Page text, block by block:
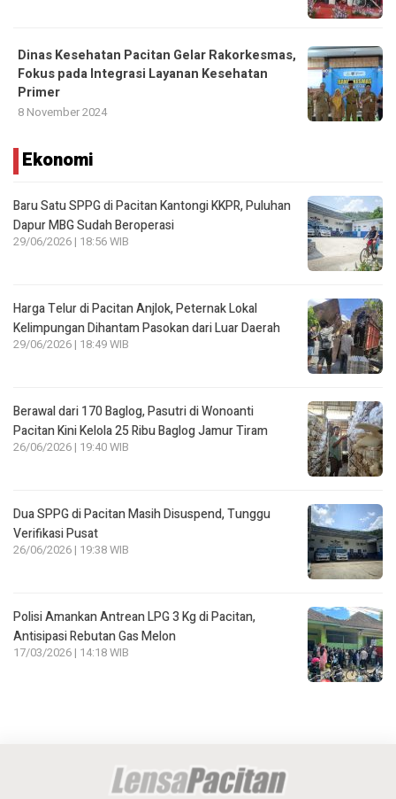
Dinas Kesehatan Pacitan Gelar Rakorkesmas,
Fokus pada Integrasi Layanan Kesehatan
Primer
8 November 2024
Ekonomi
Baru Satu SPPG di Pacitan Kantongi KKPR, Puluhan
Dapur MBG Sudah Beroperasi
29/06/2026 | 18:56 WIB
Harga Telur di Pacitan Anjlok, Peternak Lokal
Kelimpungan Dihantam Pasokan dari Luar Daerah
29/06/2026 | 18:49 WIB
Berawal dari 170 Baglog, Pasutri di Wonoanti
Pacitan Kini Kelola 25 Ribu Baglog Jamur Tiram
26/06/2026 | 19:40 WIB
Dua SPPG di Pacitan Masih Disuspend, Tunggu
Verifikasi Pusat
26/06/2026 | 19:38 WIB
Polisi Amankan Antrean LPG 3 Kg di Pacitan,
Antisipasi Rebutan Gas Melon
17/03/2026 | 14:18 WIB